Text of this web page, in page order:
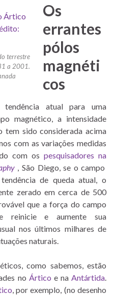
terrestre
a 2001.
Os
errantes
pólos
magnéti
cos
tendência atual para uma
magnético, a intensidade
tem sido considerada acima
com as variações medidas
com os pesquisadores na
, São Diego, se o campo
de queda atual, o
zerado em cerca de 500
que a força do campo
reinicie e aumente sua
nos últimos milhares de
naturais.
como sabemos, estão
no Ártico e na Antártida
, por exemplo, (no desenho